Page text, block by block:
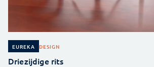
EUREKA DESIGN
Driezijdige rits